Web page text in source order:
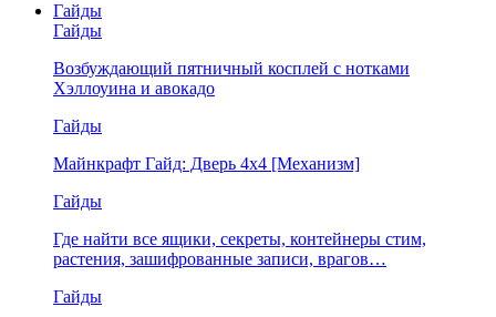
Гайды
Гайды
Возбуждающий пятничный косплей с нотками
Хэллоуина и авокадо
Гайды
Майнкрафт Гайд: Дверь 4х4 [Механизм]
Гайды
Где найти все ящики, секреты, контейнеры стим,
растения, зашифрованные записи, врагов…
Гайды